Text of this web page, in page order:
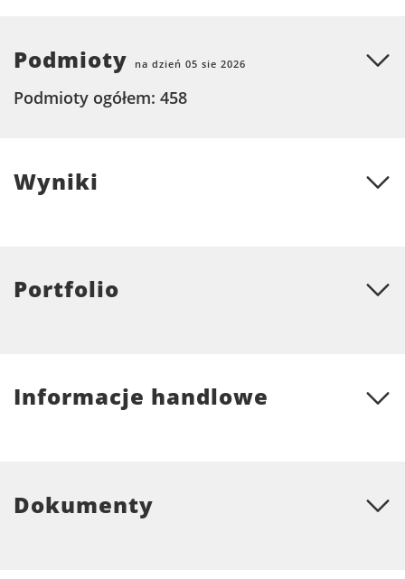
Podmioty na dzień 05 sie 2026
Podmioty ogółem: 458
Wyniki
Portfolio
Informacje handlowe
Dokumenty